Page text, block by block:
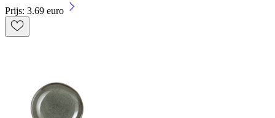
Prijs: 3.69 euro